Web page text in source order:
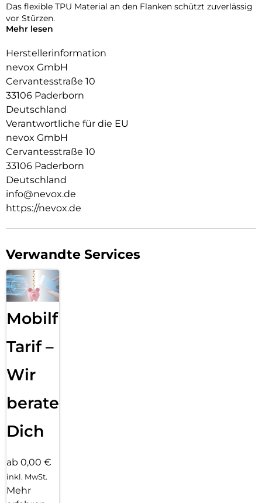
Das flexible TPU Material an den Flanken schützt zuverlässig
vor Stürzen.
Durch das verwendete Material ist diese komplett
Transparent und bringt jegliche Farbe des Smartphones,
passend zur Geltung.
Die Anschlüsse, Knöpfe und Kamera bleiben voll zugänglich.
Hochwertiges Schmutzabweisendes Material und
Schockproof durch eingearbeitete Luftpolster in den Ecken.
Mehr lesen
Herstellerinformation
nevox GmbH
Cervantesstraße 10
33106 Paderborn
Deutschland
Verantwortliche für die EU
nevox GmbH
Cervantesstraße 10
33106 Paderborn
Deutschland
info@nevox.de
https://nevox.de
Verwandte Services
Mobilfunk
Tarif –
Wir
beraten
Dich
ab 0,00 €
inkl. MwSt.
Mehr